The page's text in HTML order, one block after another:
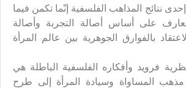
نتائج المذاهب الفلسفية إنّما تكمن فيما
على أساس أصالة التجربة وأصالة
بالفوارق الجوهرية بين عالم المرأة
فرويد وأفكاره الفلسفية الباطلة هي
المساواة وسيادة المرأة إلى طرح